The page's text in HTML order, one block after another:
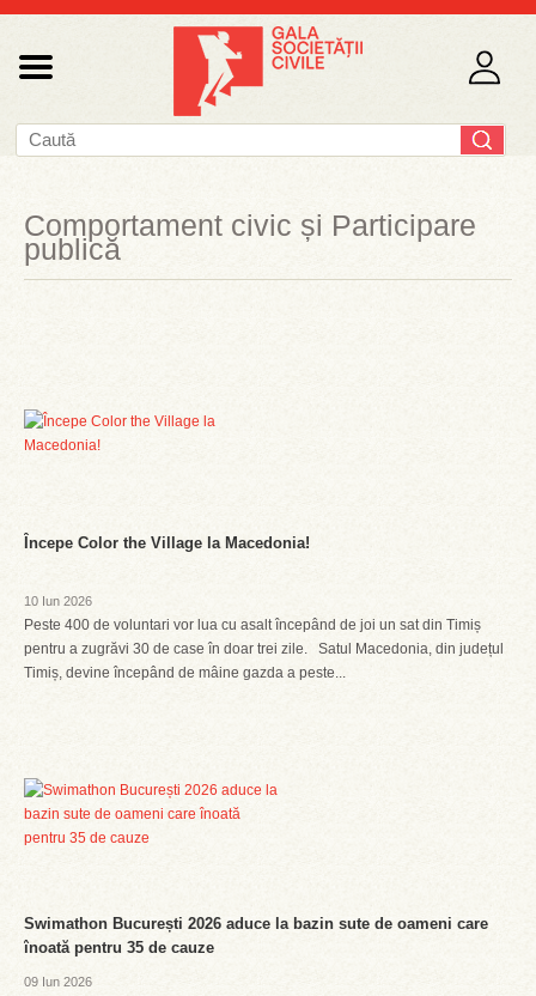
Comportament civic și Participare
publică
Începe Color the Village la Macedonia!
10 Iun 2026
Peste 400 de voluntari vor lua cu asalt începând de joi un sat din Timiș
pentru a zugrăvi 30 de case în doar trei zile. Satul Macedonia, din județul
Timiș, devine începând de mâine gazda a peste...
Swimathon București 2026 aduce la bazin sute de oameni care
înoată pentru 35 de cauze
09 Iun 2026